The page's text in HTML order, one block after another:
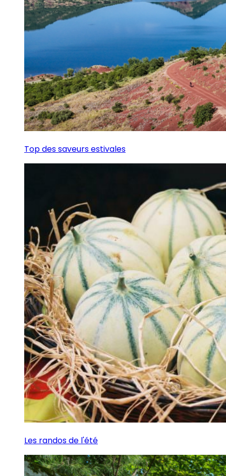
Top des saveurs estivales
Les randos de l'été